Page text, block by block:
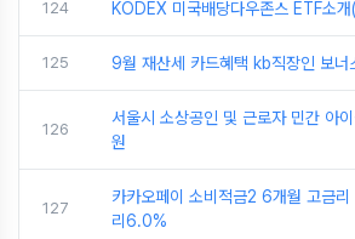
124 KODEX 미국배당다우존스 ETF소개
125 9월 재산세 카드혜택 kb직장인 보너
126
서울시 소상공인 및 근로자 민간 아
원
127
카카오페이 소비적금2 6개월 고금
리6.0%